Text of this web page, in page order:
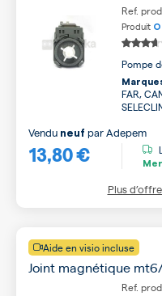
Ref.
Produit
Pompe
FAR,
13,80 €
Vendu neuf parAdepem
Plus
Aide en visio incluse
Joint magnétique
Ref.